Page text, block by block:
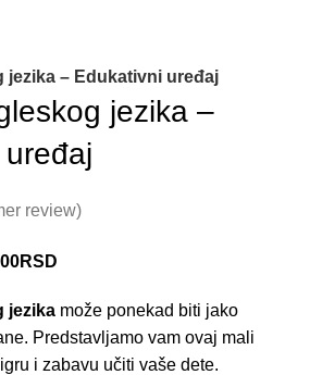
jezika – Edukativni uređaj
jezika –
review)
RSD
jezika može ponekad biti jako
Predstavljamo vam ovaj mali
i zabavu učiti vaše dete.